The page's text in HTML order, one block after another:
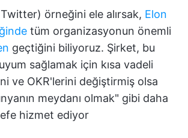
örneğini ele alırsak, Elon
tüm organizasyonun önemli
geçtiğini biliyoruz. Şirket, bu
sağlamak için kısa vadeli
ve OKR'lerini değiştirmiş olsa
meydanı olmak" gibi daha
hizmet ediyor